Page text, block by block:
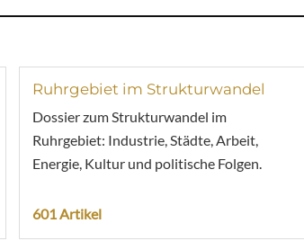
Ruhrgebiet im Strukturwandel
Dossier zum Strukturwandel im
Ruhrgebiet: Industrie, Städte, Arbeit,
Energie, Kultur und politische Folgen.
601 Artikel